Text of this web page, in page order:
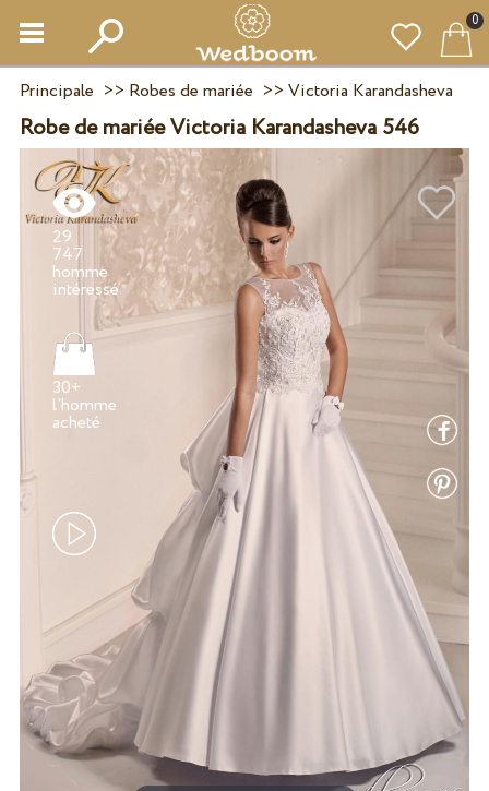
0
Principale >> Robes de mariée >> Victoria Karandasheva
Robe de mariée Victoria Karandasheva 546
29
747
homme
intéressé
30+
l'homme